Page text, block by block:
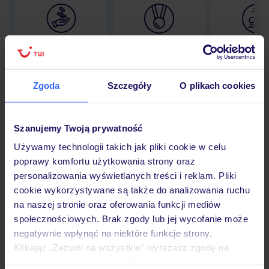
Zgoda Szczegóły O plikach cookies
Szanujemy Twoją prywatność
Używamy technologii takich jak pliki cookie w celu
poprawy komfortu użytkowania strony oraz
personalizowania wyświetlanych treści i reklam. Pliki
cookie wykorzystywane są także do analizowania ruchu
na naszej stronie oraz oferowania funkcji mediów
społecznościowych. Brak zgody lub jej wycofanie może
negatywnie wpłynąć na niektóre funkcje strony.
Klikając „Zezwól na wszystkie” wyrażasz zgodę na
Lider niskich cen
Największe biuro
30 lat w
Hotel
Opinie
Pokoje